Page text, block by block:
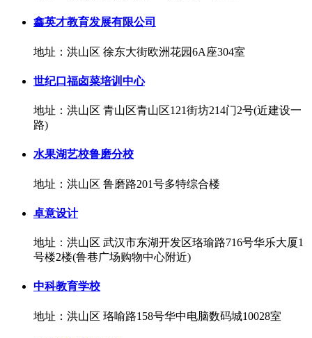
鑫英才教育发展有限公司
地址：洪山区 徐东大街欧洲花园6A座304室
世纪口福卤菜培训中心
地址：洪山区 青山区青山区121街坊214门2号(近建设一
路)
水果湖艺校鲁磨分校
地址：洪山区 鲁磨路201号多特综合楼
卓意设计
地址：洪山区 武汉市东湖开发区珞瑜路716号华乐大厦1
号楼2楼(鲁巷广场购物中心附近)
中科教育学校
地址：洪山区 珞喻路158号华中电脑数码城10028室